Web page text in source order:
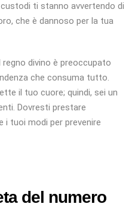
ti stanno avvertendo di
che è dannoso per la tua
divino è preoccupato
che consuma tutto.
il tuo cuore; quindi, sei un
Dovresti prestare
i tuoi modi per prevenire
del numero